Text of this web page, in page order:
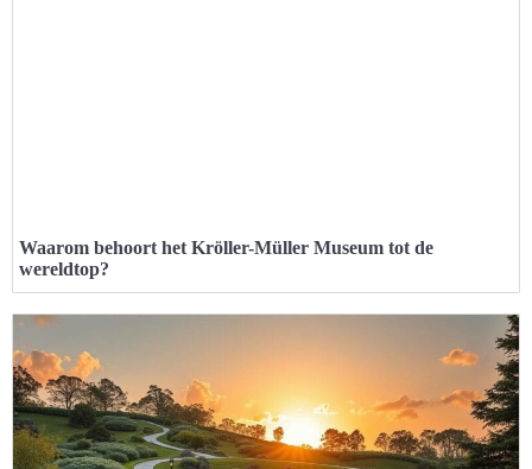
Waarom behoort het Kröller-Müller Museum tot de
wereldtop?